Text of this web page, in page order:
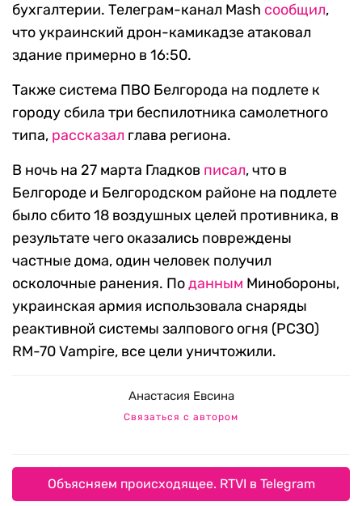
бухгалтерии. Телеграм-канал Mash сообщил,
что украинский дрон-камикадзе атаковал
здание примерно в 16:50.
Также система ПВО Белгорода на подлете к
городу сбила три беспилотника самолетного
типа, рассказал глава региона.
В ночь на 27 марта Гладков писал, что в
Белгороде и Белгородском районе на подлете
было сбито 18 воздушных целей противника, в
результате чего оказались повреждены
частные дома, один человек получил
осколочные ранения. Поданным Минобороны,
украинская армия использовала снаряды
реактивной системы залпового огня (РСЗО)
RM-70 Vampire, все цели уничтожили.
Анастасия Евсина
Связаться с автором
Объясняем происходящее. RTVI в Telegram